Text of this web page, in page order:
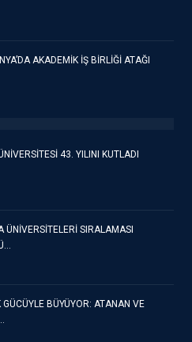
AKADEMİK İŞ BİRLİĞİ ATAĞI
43. YILINI KUTLADI
ÜNİVERSİTELERİ SIRALAMASI
GÜCÜYLE BÜYÜYOR: ATANAN VE